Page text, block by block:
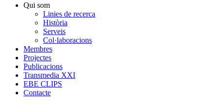
Qui som
Linies de recerca
Història
Serveis
Col·laboracions
Membres
Projectes
Publicacions
Transmedia XXI
EBE CLIPS
Contacte